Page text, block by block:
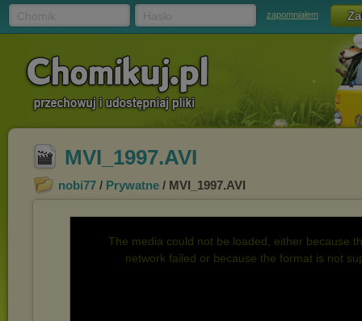
zapomniałem
MVI_1997.AVI
nobi77 / Prywatne / MVI_1997.AVI
The media could not be loaded, either because
network failed or because the format is not